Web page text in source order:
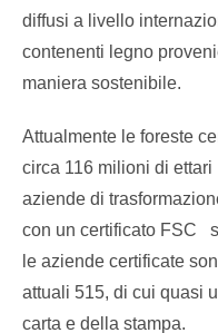
diffusi a livello
contenenti legno
maniera sostenibile.
Attualmente le foreste
circa 116 milioni di
aziende di
con un certificato FSC
le aziende certificate
attuali 515, di cui quasi
carta e della stampa.